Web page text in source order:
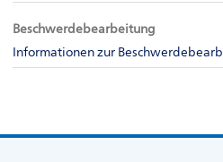
Beschwerdebearbeitung
Informationen zur